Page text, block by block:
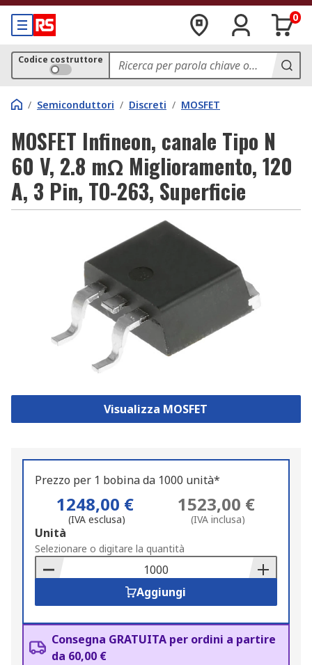
0
Codice costruttore
/ Semiconduttori / Discreti / MOSFET
MOSFET Infineon, canale Tipo N
60 V, 2.8 mΩ Miglioramento, 120
A, 3 Pin, TO-263, Superficie
Visualizza MOSFET
Prezzo per 1 bobina da 1000 unità*
1248,00 €
(IVA esclusa)
1523,00 €
(IVA inclusa)
Add
to
Basket
Unità
Selezionare o digitare la quantità
Aggiungi
Consegna GRATUITA per ordini a partire
da 60,00 €